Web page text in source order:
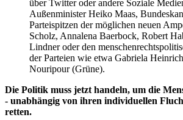
über Twitter oder andere Soziale
Außenminister Heiko Maas,
Parteispitzen der möglichen neuen
Scholz, Annalena Baerbock, Robert
Lindner oder den
der Parteien wie etwa Gabriela
Nouripour (Grüne).
Die Politik muss jetzt handeln, um die
- unabhängig von ihren individuellen
retten.